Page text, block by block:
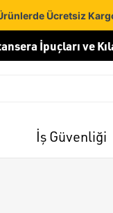
Ücretsiz
İpuçları ve
İş Güvenliği